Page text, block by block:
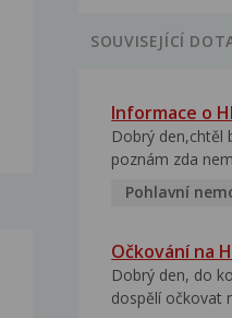
SOUVISEJÍCÍ
Informace o
Dobrý den,chtěl
poznám zda
Pohlavní
Očkování na
Dobrý den, do
dospělí očkovat